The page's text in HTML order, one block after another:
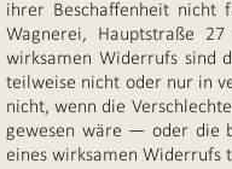
ihrer Beschaffenheit nicht
Wagnerei, Hauptstraße
wirksamen Widerrufs sind
teilweise nicht oder nur in
nicht, wenn die
gewesen wäre — oder die
eines wirksamen Widerrufs